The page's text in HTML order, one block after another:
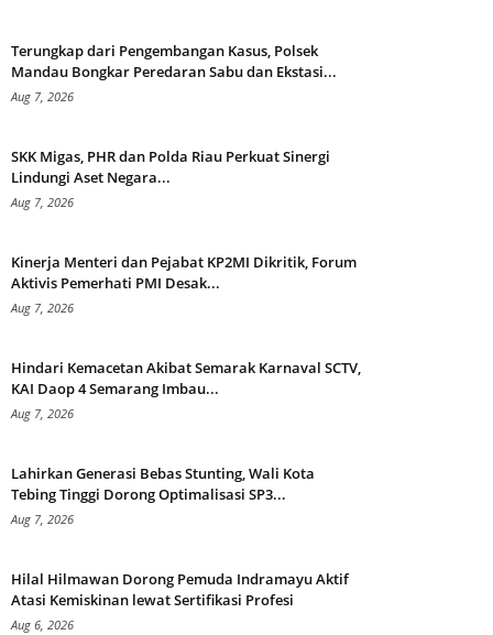
Terungkap dari Pengembangan Kasus, Polsek
Mandau Bongkar Peredaran Sabu dan Ekstasi...
Aug 7, 2026
SKK Migas, PHR dan Polda Riau Perkuat Sinergi
Lindungi Aset Negara...
Aug 7, 2026
Kinerja Menteri dan Pejabat KP2MI Dikritik, Forum
Aktivis Pemerhati PMI Desak...
Aug 7, 2026
Hindari Kemacetan Akibat Semarak Karnaval SCTV,
KAI Daop 4 Semarang Imbau...
Aug 7, 2026
Lahirkan Generasi Bebas Stunting, Wali Kota
Tebing Tinggi Dorong Optimalisasi SP3...
Aug 7, 2026
Hilal Hilmawan Dorong Pemuda Indramayu Aktif
Atasi Kemiskinan lewat Sertifikasi Profesi
Aug 6, 2026